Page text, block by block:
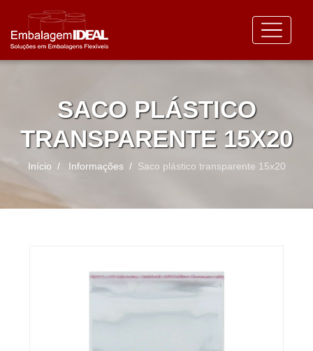
SACO PLÁSTICO
TRANSPARENTE 15X20
Início Informações Saco plástico transparente 15x20